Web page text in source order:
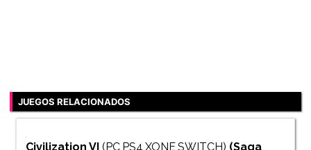
JUEGOS RELACIONADOS
Civilization VI (PC,PS4,XONE,SWITCH) (Saga